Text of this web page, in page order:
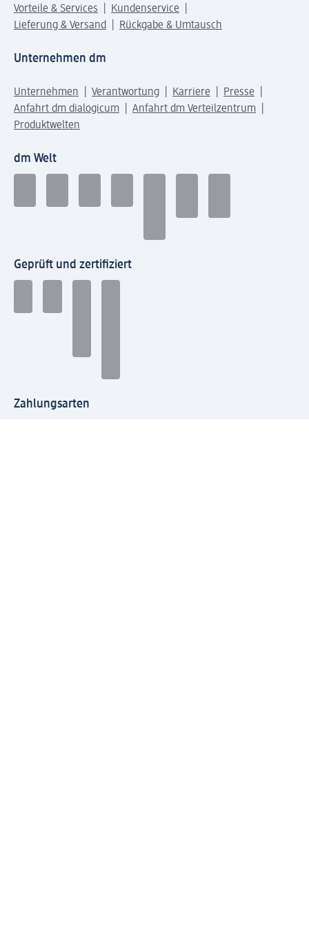
Vorteile & Services
Kundenservice
Lieferung & Versand
Rückgabe & Umtausch
Unternehmen dm
Unternehmen Verantwortung Karriere
Presse
Anfahrt dm dialogicum
Anfahrt dm Verteilzentrum
Produktwelten
dm Welt
Geprüft und zertifiziert
Zahlungsarten